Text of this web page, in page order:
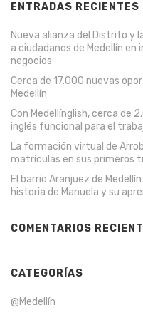
ENTRADAS RECIENTES
Nueva alianza del Distrito y
a ciudadanos de Medellín
negocios
Cerca de 17.000 nuevas
Medellín
Con Medellínglish, cerca de
inglés funcional para el
La formación virtual de
matrículas en sus primeros
El barrio Aranjuez de
historia de Manuela y su
COMENTARIOS
CATEGORÍAS
@Medellín